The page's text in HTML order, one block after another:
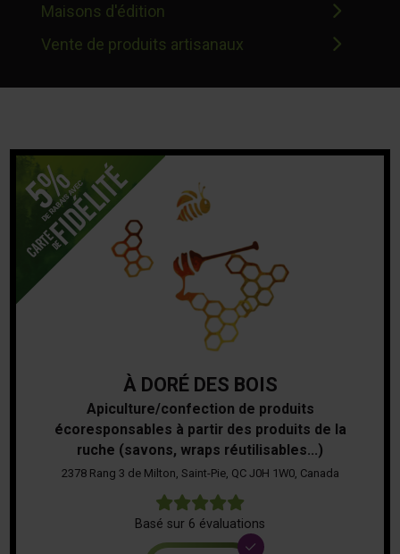
Maisons d'édition
Vente de produits artisanaux
À DORÉ DES BOIS
Apiculture/confection de produits
écoresponsables à partir des produits de la
ruche (savons, wraps réutilisables...)
2378 Rang 3 de Milton, Saint-Pie, QC J0H 1W0, Canada
Basé sur 6 évaluations